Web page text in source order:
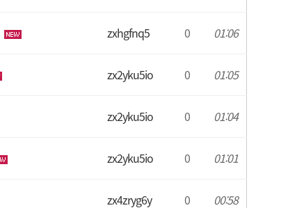
zxhgfnq5 0 01:06
zx2yku5io 0 01:05
zx2yku5io 0 01:04
zx2yku5io 0 01:01
zx4zryg6y 0 00:58